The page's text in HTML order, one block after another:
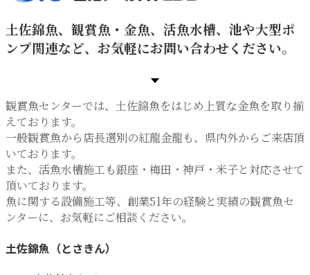
ー
土佐錦魚、観賞魚・金魚、活魚水槽、池や大型ポ
ンプ関連など、お気軽にお問い合わせください。
観賞魚センターでは、土佐錦魚をはじめ上質な金魚を取り揃
えております。
一般観賞魚から店長選別の紅龍金龍も、県内外からご来店頂
いております。
また、活魚水槽施工も銀座・梅田・神戸・米子と対応させて
頂いております。
魚に関する設備施工等、創業51年の経験と実績の観賞魚セ
ンターに、お気軽にご相談ください。
土佐錦魚（とさきん）